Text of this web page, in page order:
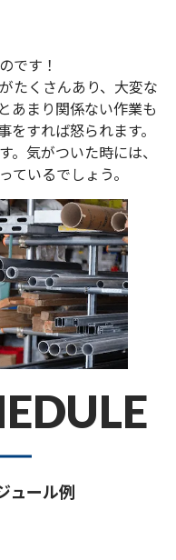
です！
たくさんあり、大変な
あまり関係ない作業も
すれば怒られます。
。気がついた時には、
ているでしょう。
ュール例